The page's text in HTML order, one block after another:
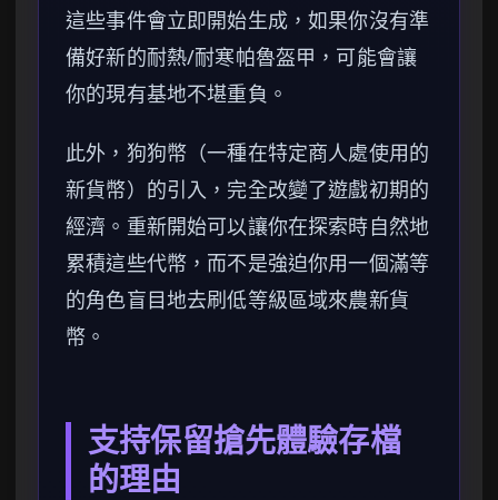
這些事件會立即開始生成，如果你沒有準
備好新的耐熱/耐寒帕魯盔甲，可能會讓
你的現有基地不堪重負。
此外，狗狗幣（一種在特定商人處使用的
新貨幣）的引入，完全改變了遊戲初期的
經濟。重新開始可以讓你在探索時自然地
累積這些代幣，而不是強迫你用一個滿等
的角色盲目地去刷低等級區域來農新貨
幣。
支持保留搶先體驗存檔
的理由